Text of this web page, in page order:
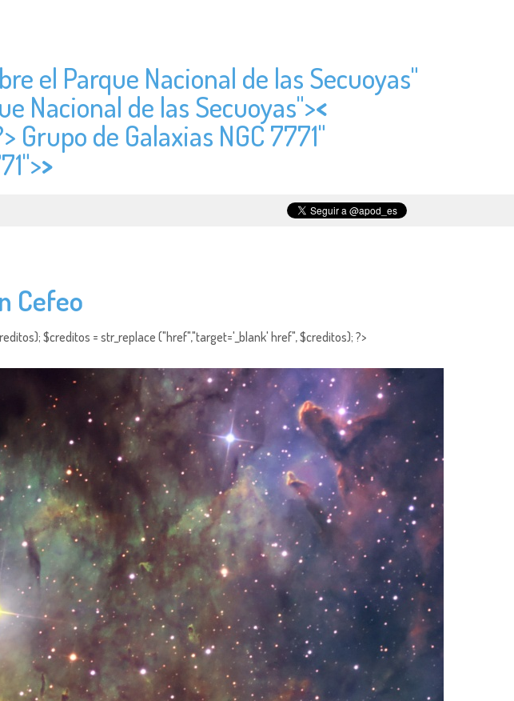
el Parque Nacional de las Secuoyas"
Nacional de las Secuoyas"><
Grupo de Galaxias NGC 7771"
>
Cefeo
$creditos = str_replace ("href","target='_blank' href", $creditos); ?>